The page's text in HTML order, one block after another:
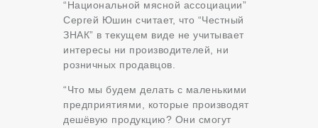
“Национальной мясной ассоциации”
Сергей Юшин считает, что “Честный
ЗНАК” в текущем виде не учитывает
интересы ни производителей, ни
розничных продавцов.
“Что мы будем делать с маленькими
предприятиями, которые производят
дешёвую продукцию? Они смогут